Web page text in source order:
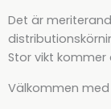
Det är
Stor vikt
Välkommen